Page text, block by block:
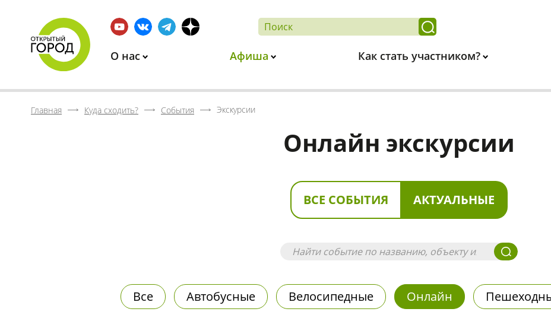
О нас Афиша Как стать участником?
Главная Куда сходить? События Экскурсии
Онлайн экскурсии
ВСЕ СОБЫТИЯ АКТУАЛЬНЫЕ
Все Автобусные Велосипедные Онлайн